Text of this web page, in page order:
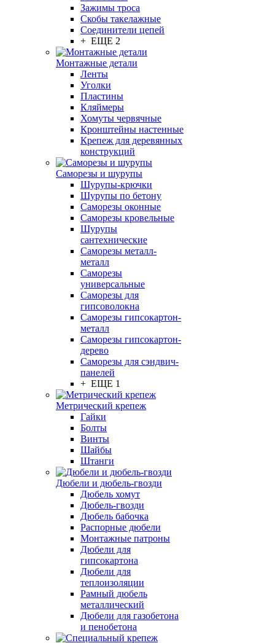
Зажимы троса
Скобы такелажные
Соединители цепей
+ ЕЩЕ 2
Монтажные детали
Ленты
Уголки
Пластины
Кляймеры
Хомуты червячные
Кронштейны настенные
Крепеж для деревянных
конструкций
Саморезы и шурупы
Шурупы-крючки
Шурупы по бетону
Саморезы оконные
Саморезы кровельные
Шурупы
сантехнические
Саморезы металл-
металл
Саморезы
универсальные
Саморезы для
гипсоволокна
Саморезы гипсокартон-
металл
Саморезы гипсокартон-
дерево
Саморезы для сэндвич-
панелей
+ ЕЩЕ 1
Метрический крепеж
Гайки
Болты
Винты
Шайбы
Штанги
Дюбели и дюбель-гвозди
Дюбель хомут
Дюбель-гвозди
Дюбель бабочка
Распорные дюбели
Монтажные патроны
Дюбели для
гипсокартона
Дюбели для
теплоизоляции
Рамный дюбель
металлический
Дюбели для газобетона
и пенобетона